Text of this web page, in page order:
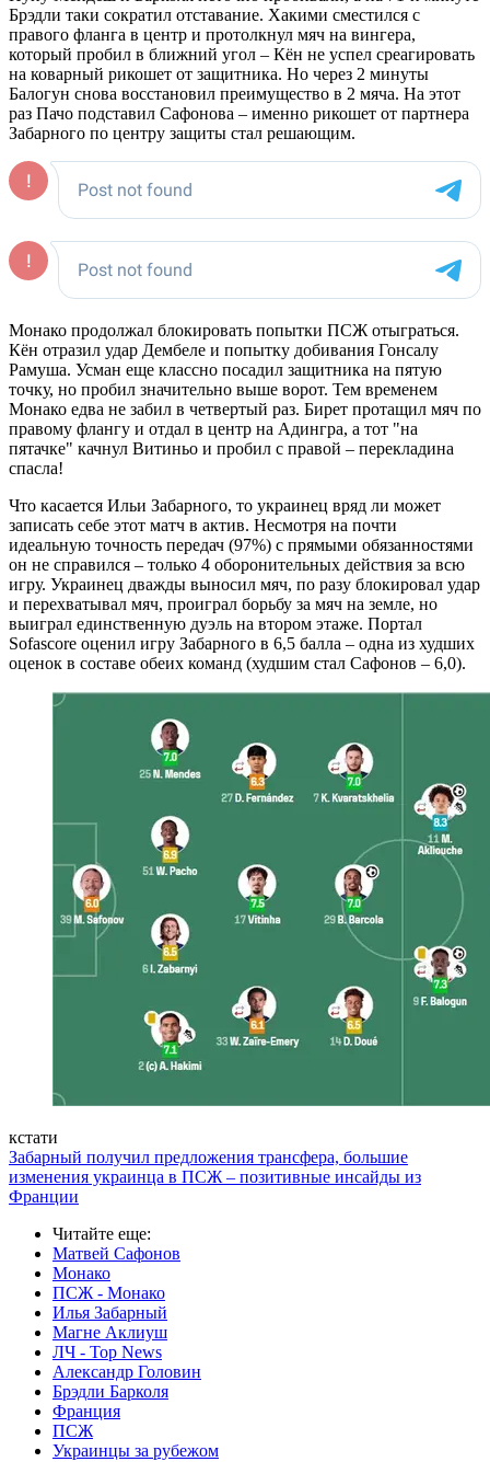
Брэдли таки сократил отставание. Хакими сместился с
правого фланга в центр и протолкнул мяч на вингера,
который пробил в ближний угол – Кён не успел среагировать
на коварный рикошет от защитника. Но через 2 минуты
Балогун снова восстановил преимущество в 2 мяча. На этот
раз Пачо подставил Сафонова – именно рикошет от партнера
Забарного по центру защиты стал решающим.
Монако продолжал блокировать попытки ПСЖ отыграться.
Кён отразил удар Дембеле и попытку добивания Гонсалу
Рамуша. Усман еще классно посадил защитника на пятую
точку, но пробил значительно выше ворот. Тем временем
Монако едва не забил в четвертый раз. Бирет протащил мяч по
правому флангу и отдал в центр на Адингра, а тот "на
пятачке" качнул Витиньо и пробил с правой – перекладина
спасла!
Что касается Ильи Забарного, то украинец вряд ли может
записать себе этот матч в актив. Несмотря на почти
идеальную точность передач (97%) с прямыми обязанностями
он не справился – только 4 оборонительных действия за всю
игру. Украинец дважды выносил мяч, по разу блокировал удар
и перехватывал мяч, проиграл борьбу за мяч на земле, но
выиграл единственную дуэль на втором этаже. Портал
Sofascore оценил игру Забарного в 6,5 балла – одна из худших
оценок в составе обеих команд (худшим стал Сафонов – 6,0).
кстати
Забарный получил предложения трансфера, большие
изменения украинца в ПСЖ – позитивные инсайды из
Франции
Читайте еще:
Матвей Сафонов
Монако
ПСЖ - Монако
Илья Забарный
Магне Аклиуш
ЛЧ - Top News
Александр Головин
Брэдли Барколя
Франция
ПСЖ
Украинцы за рубежом